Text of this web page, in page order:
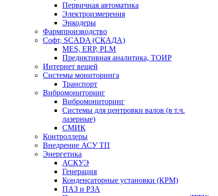
Первичная автоматика
Электроизмерения
Энкодеры
Фармпроизводство
Софт, SCADA (СКАДА)
MES, ERP, PLM
Предиктивная аналитика, ТОИР
Интернет вещей
Системы мониторинга
Транспорт
Вибромониторинг
Вибромониторинг
Системы для центровки валов (в т.ч.
лазерные)
СМИК
Контроллеры
Внедрение АСУ ТП
Энергетика
АСКУЭ
Генерация
Конденсаторные установки (КРМ)
ПАЗ и РЗА